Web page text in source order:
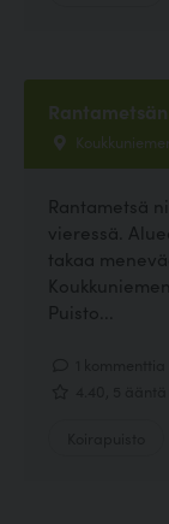
Rantametsä
vieressä.
takaa
Puisto...